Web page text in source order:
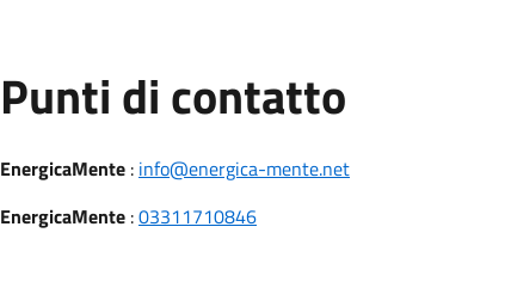
Punti di contatto
EnergicaMente: info@energica-mente.net
EnergicaMente:03311710846